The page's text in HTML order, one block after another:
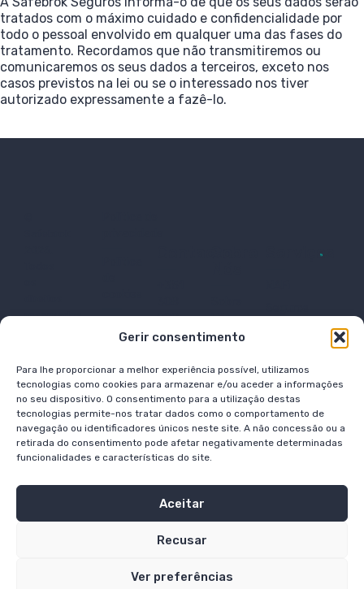
Gerir consentimento
Para lhe proporcionar a melhor experiência possível, utilizamos
tecnologias como cookies para armazenar e/ou aceder a informações
no seu dispositivo. O consentimento para a utilização destas
tecnologias permite-nos tratar dados como o comportamento de
navegação ou identificadores únicos neste site. A não concessão ou a
retirada do consentimento pode afetar negativamente determinadas
funcionalidades e características do site.
Aceitar
Recusar
Ver preferências
tratados com o máximo cuidado e confidencialidade por
todo o pessoal envolvido em qualquer uma das fases do
tratamento. Recordamos que não transmitiremos ou
comunicaremos os seus dados a terceiros, exceto nos
casos previstos na lei ou se o interessado nos tiver
autorizado expressamente a fazê-lo.
Serviços
Reforma
Crédito
Habitação
Investimentos
Alternativos
Nós
Abra a
Franquia
Trabalha
connosco
Blog
808
802
legal
reservados.
Correduría
de
Seguros
S.L, com
o
número
de